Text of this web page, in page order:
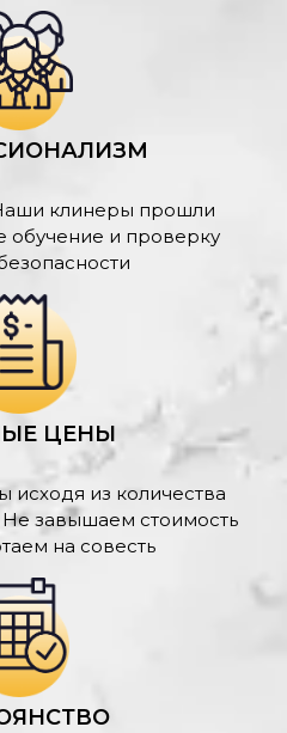
клинеры прошли
обучение и проверку
ЦЕНЫ
исходя из количества
Не завышаем стоимость
на совесть